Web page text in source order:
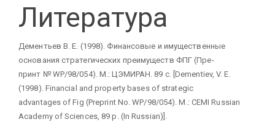
Литература
Дементьев В. Е. (1998). Финансовые и имущественные
основания стратегических преимуществ ФПГ (Пре-
принт № WP/98/054). М.: ЦЭМИРАН. 89 с. [Dementiev, V. E.
(1998). Financial and property bases of strategic
advantages of Fig (Preprint No. WP/98/054). M.: CEMI Russian
Academy of Sciences, 89 p. (In Russian)].